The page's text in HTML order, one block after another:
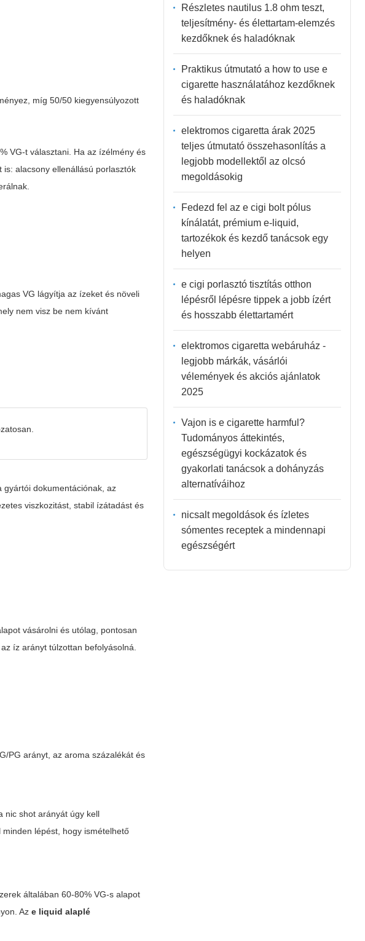
míg 50/50 kiegyensúlyozott
VG-t választani. Ha az ízélmény és
alacsony ellenállású porlasztók
VG lágyítja az ízeket és növeli
nem visz be nem kívánt
gyártói dokumentációnak, az
viszkozitást, stabil ízátadást és
vásárolni és utólag, pontosan
íz arányt túlzottan befolyásolná.
PG arányt, az aroma százalékát és
nic shot arányát úgy kell
lépést, hogy ismételhető
általában 60-80% VG-s alapot
Aze liquid alaplé
Részletes nautilus 1.8 ohm teszt,
teljesítmény- és élettartam-elemzés
kezdőknek és haladóknak
Praktikus útmutató a how to use e
cigarette használatához kezdőknek
és haladóknak
elektromos cigaretta árak 2025
teljes útmutató összehasonlítás a
legjobb modellektől az olcsó
megoldásokig
Fedezd fel az e cigi bolt pólus
kínálatát, prémium e-liquid,
tartozékok és kezdő tanácsok egy
helyen
e cigi porlasztó tisztítás otthon
lépésről lépésre tippek a jobb ízért
és hosszabb élettartamért
elektromos cigaretta webáruház -
legjobb márkák, vásárlói
vélemények és akciós ajánlatok
2025
Vajon is e cigarette harmful?
Tudományos áttekintés,
egészségügyi kockázatok és
gyakorlati tanácsok a dohányzás
alternatíváihoz
nicsalt megoldások és ízletes
sómentes receptek a mindennapi
egészségért